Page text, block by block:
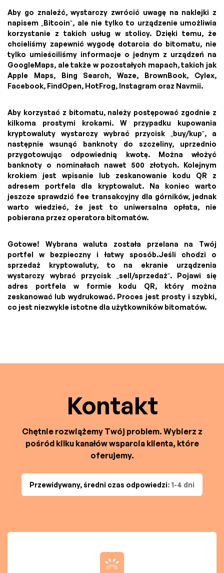
Aby go znaleźć, wystarczy zwrócić uwagę na naklejki z
napisem „Bitcoin”, ale nie tylko to urządzenie umożliwia
korzystanie z takich usług w stolicy. Dzięki temu, że
chcieliśmy zapewnić wygodę dotarcia do bitomatu, nie
tylko umieściliśmy informacje o jednym z urządzeń na
GoogleMaps, ale także w pozostałych mapach, takich jak
Apple Maps, Bing Search, Waze, BrownBook, Cylex,
Facebook, FindOpen, HotFrog, Instagram oraz Navmii.
Aby korzystać z bitomatu, należy postępować zgodnie z
kilkoma prostymi krokami. W przypadku kupowania
kryptowaluty wystarczy wybrać przycisk „buy/kup”, a
następnie wsunąć banknoty do szczeliny, uprzednio
przygotowując odpowiednią kwotę. Można włożyć
banknoty o nominałach nawet 500 złotych. Kolejnym
krokiem jest wpisanie lub zeskanowanie kodu QR z
adresem portfela dla kryptowalut. Na koniec warto
jeszcze sprawdzić fee transakcyjny dla górników, jednak
warto wiedzieć, że jest to uniwersalna opłata, nie
pobierana przez operatora bitomatów.
Gotowe! Wybrana waluta została przelana na Twój
portfel w bezpieczny i łatwy sposób.Jeśli chodzi o
sprzedaż kryptowaluty, to na ekranie urządzenia
wystarczy wybrać przycisk „sell/sprzedaż”. Pojawi się
adres portfela w formie kodu QR, który można
zeskanować lub wydrukować. Proces jest prosty i szybki,
co jest niezwykle istotne dla użytkowników bitomatów.
Kontakt
Chętnie rozwiążemy Twój problem. Wybierz z
pośród kilku kanałów wsparcia klienta, które
oferujemy.
Przewidywany, średni czas odpowiedzi: 1-4 dni